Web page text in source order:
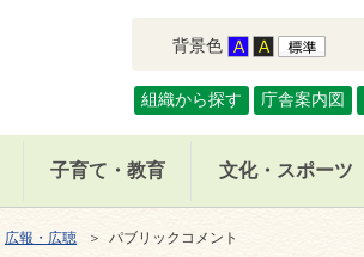
背景色
組織から探す 庁舎案内図
子育て・教育 文化・スポーツ
広報・広聴 ＞ パブリックコメント